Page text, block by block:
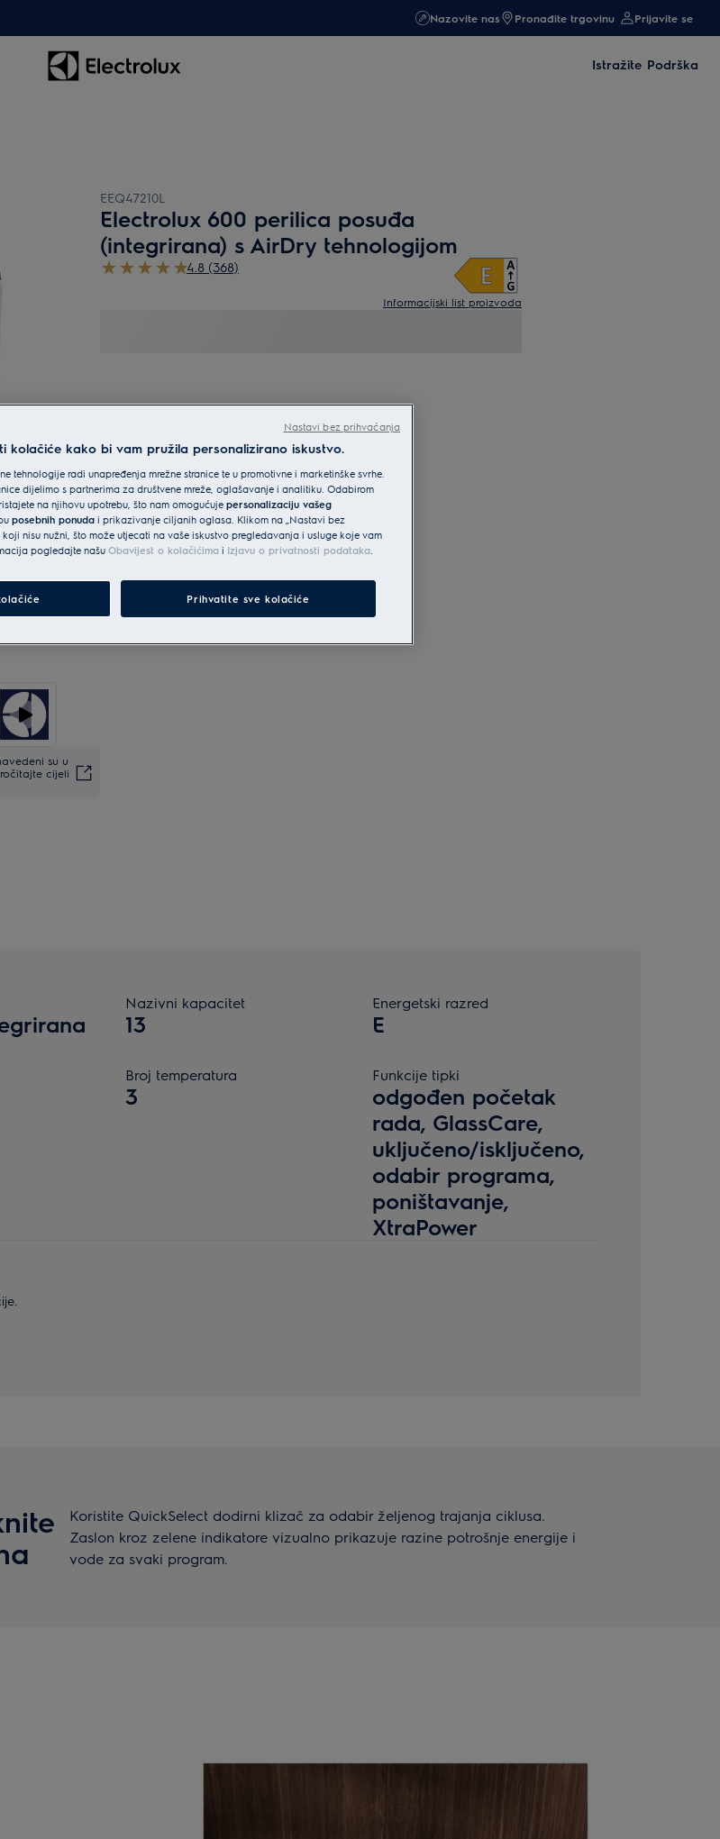
Nazovite nas Pronađite trgovinu Prijavite se
Istražite Podrška
su u
cijeli
EEQ47210L
Electrolux 600 perilica posuđa
(integrirana) s AirDry tehnologijom
4.8 (368)
Informacijski list proizvoda
Nazivni kapacitet
13
Energetski razred
E
Broj temperatura
3
Funkcije tipki
odgođen početak
rada, GlassCare,
uključeno/isključeno,
odabir programa,
poništavanje,
XtraPower
Koristite QuickSelect dodirni klizač za odabir željenog trajanja ciklusa.
Zaslon kroz zelene indikatore vizualno prikazuje razine potrošnje energije i
vode za svaki program.
kolačiće kako bi vam pružila personalizirano iskustvo.
tehnologije radi unapređenja mrežne stranice te u promotivne i marketinške svrhe.
dijelimo s partnerima za društvene mreže, oglašavanje i analitiku. Odabirom
na njihovu upotrebu, što nam omogućujepersonalizaciju vašeg
posebnih ponuda i prikazivanje ciljanih oglasa. Klikom na „Nastavi bez
nisu nužni, što može utjecati na vaše iskustvo pregledavanja i usluge koje vam
pogledajte našuObavijest o kolačićima i Izjavu o privatnosti podataka.
Prihvatite sve kolačiće
Nastavi bez prihvaćanja